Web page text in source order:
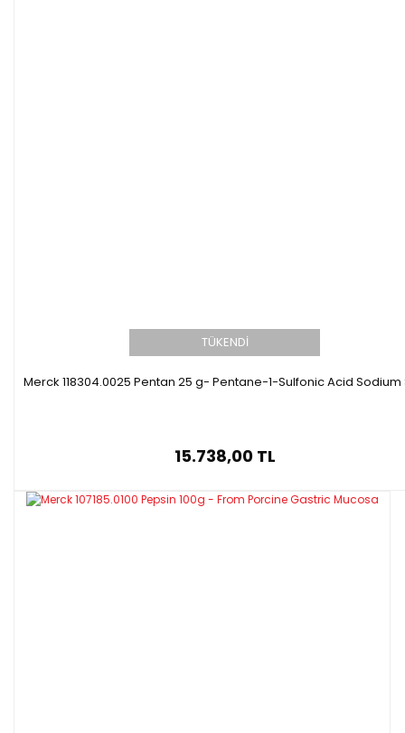
TÜKENDİ
Merck 118304.0025 Pentan 25 g- Pentane-1-Sulfonic Acid Sodium
15.738,00 TL